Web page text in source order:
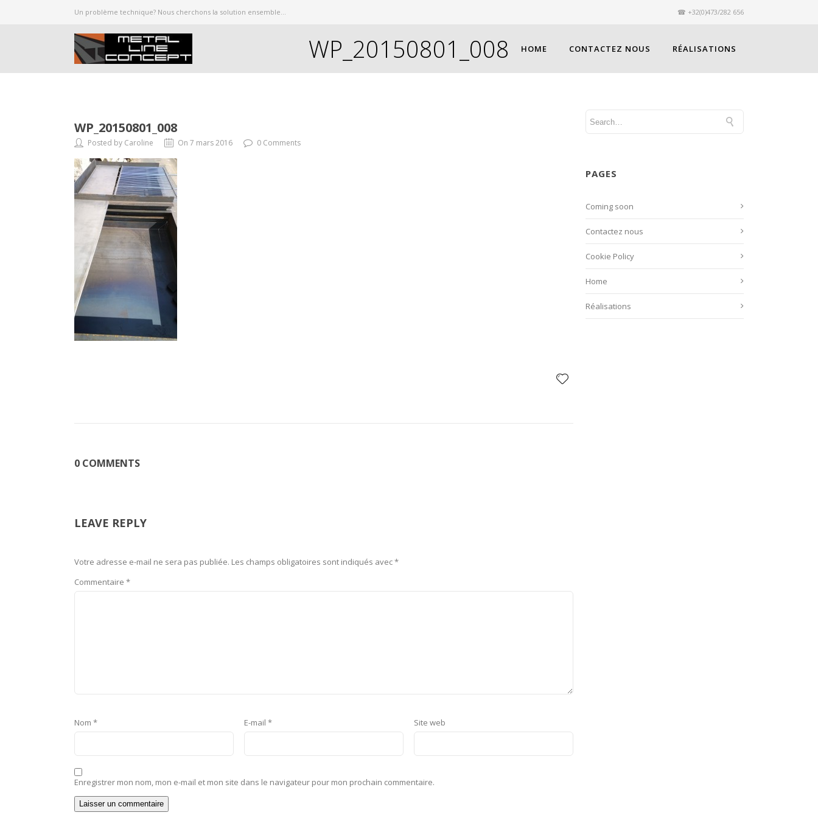
Un problème technique? Nous cherchons la solution ensemble... ☎ +32(0)473/282 656
HOME CONTACTEZ NOUS RÉALISATIONS
WP_20150801_008
WP_20150801_008
Posted by Caroline On 7 mars 2016 0 Comments
0 COMMENTS
LEAVE REPLY
Votre adresse e-mail ne sera pas publiée. Les champs obligatoires sont indiqués avec*
Commentaire *
Nom * E-mail * Site web
Enregistrer mon nom, mon e-mail et mon site dans le navigateur pour mon prochain commentaire.
PAGES
Coming soon
Contactez nous
Cookie Policy
Home
Réalisations